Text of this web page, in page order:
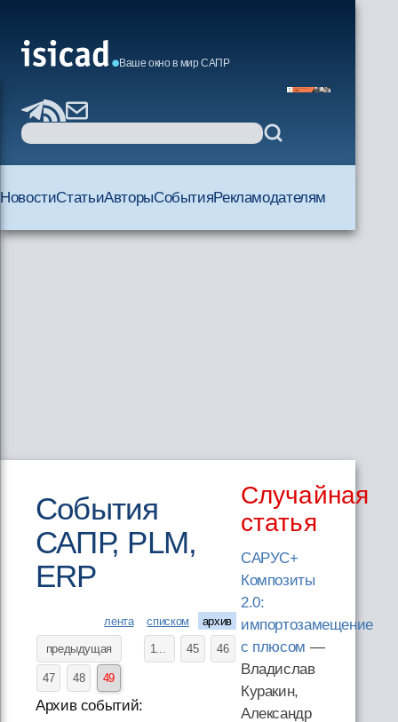
Ваше окно в мир САПР
НовостиСтатьиАвторыСобытияРекламодателям
События
САПР, PLM,
ERP
лента списком архив
предыдущая 1... 45 46
47 48 49
Архив событий:
Случайная
статья
САРУС+
Композиты
2.0:
импортозамещение
с плюсом —
Владислав
Куракин,
Александр